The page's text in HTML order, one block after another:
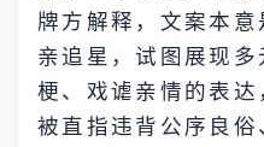
牌方解释，文案本
亲追星，试图展现
梗、戏谑亲情的表达
被直指违背公序良